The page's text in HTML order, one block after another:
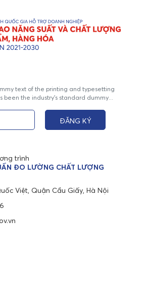
text of the printing and typesetting
been the industry's standard dummy...
trình
ĐO LƯỜNG CHẤT LƯỢNG
Việt, Quận Cầu Giấy, Hà Nội